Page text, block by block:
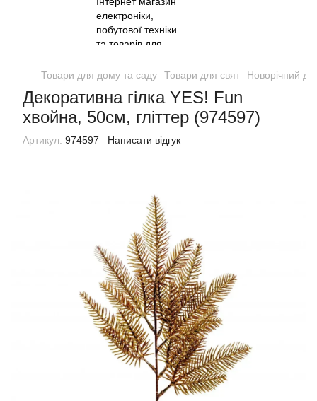
Товари для дому та саду Товари для свят Новорічний
Декоративна гілка YES! Fun
хвойна, 50см, гліттер (974597)
Артикул: 974597 Написати відгук